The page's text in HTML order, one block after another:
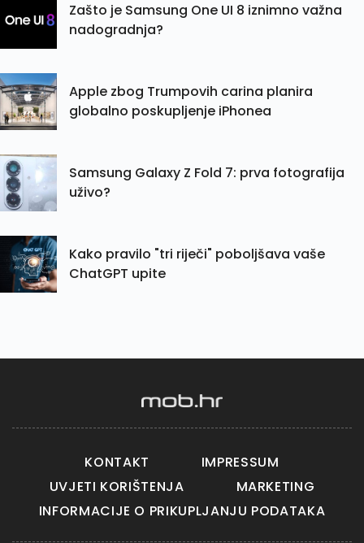
Zašto je Samsung One UI 8 iznimno važna
nadogradnja?
Apple zbog Trumpovih carina planira
globalno poskupljenje iPhonea
Samsung Galaxy Z Fold 7: prva fotografija
uživo?
Kako pravilo "tri riječi" poboljšava vaše
ChatGPT upite
KONTAKT
IMPRESSUM
UVJETI KORIŠTENJA
MARKETING
INFORMACIJE O PRIKUPLJANJU PODATAKA